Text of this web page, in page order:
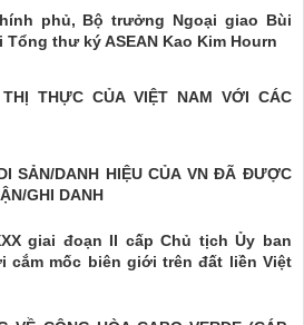
phủ, Bộ trưởng Ngoại giao Bùi
thư ký ASEAN Kao Kim Hourn
THỰC CỦA VIỆT NAM VỚI CÁC
SẢN/DANH HIỆU CỦA VN ĐÃ ĐƯỢC
GHI DANH
giai đoạn II cấp Chủ tịch Ủy ban
cắm mốc biên giới trên đất liền Việt